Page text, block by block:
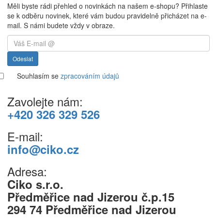
Měli byste rádi přehled o novinkách na našem e-shopu? Přihlaste
se k odběru novinek, které vám budou pravidelně přicházet na e-
mail. S námi budete vždy v obraze.
Odeslat
Souhlasím se zpracováním údajů
Zavolejte nám:
+420 326 329 526
E-mail:
info@ciko.cz
Adresa:
Ciko s.r.o.
Předměřice nad Jizerou č.p.15
294 74 Předměřice nad Jizerou